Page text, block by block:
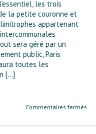
les trois
la petite couronne et
appartenant
sera géré par un
public, Paris
toutes les
[...]
Commentaires fermés